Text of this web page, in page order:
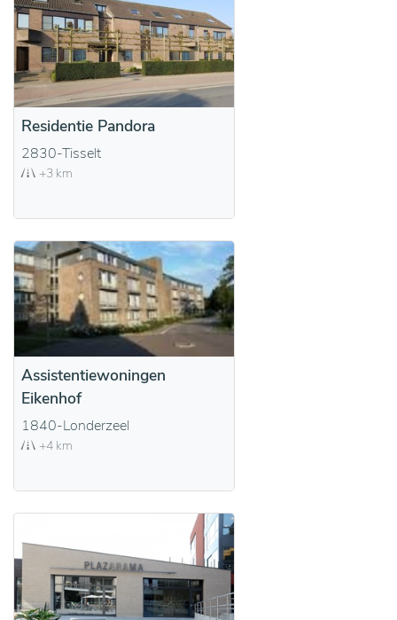
Residentie Pandora
2830-Tisselt
+3 km
Assistentiewoningen
Eikenhof
1840-Londerzeel
+4 km